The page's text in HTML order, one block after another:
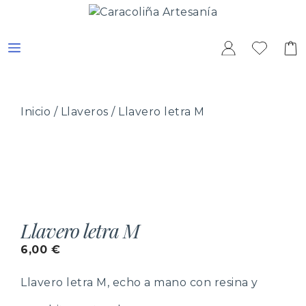
contenido
MENÚ
Inicio / Llaveros / Llavero letra M
Llavero letra M
6,00 €
Llavero letra M, echo a mano con resina y